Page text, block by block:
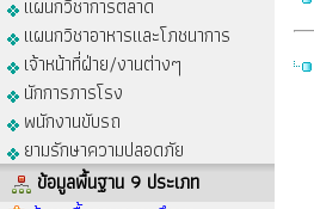
แผนกวิชาการตลาด
แผนกวิชาอาหารและโภชนาการ
เจ้าหน้าที่ฝ่าย/งานต่างๆ
นักการภารโรง
พนักงานขับรถ
ยามรักษาความปลอดภัย
ข้อมูลพื้นฐาน 9 ประเภท